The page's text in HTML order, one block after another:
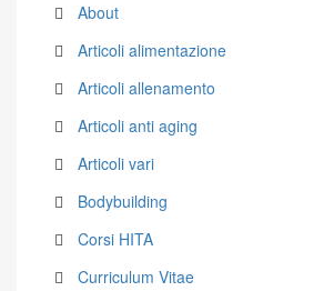
About
Articoli alimentazione
Articoli allenamento
Articoli anti aging
Articoli vari
Bodybuilding
Corsi HITA
Curriculum Vitae